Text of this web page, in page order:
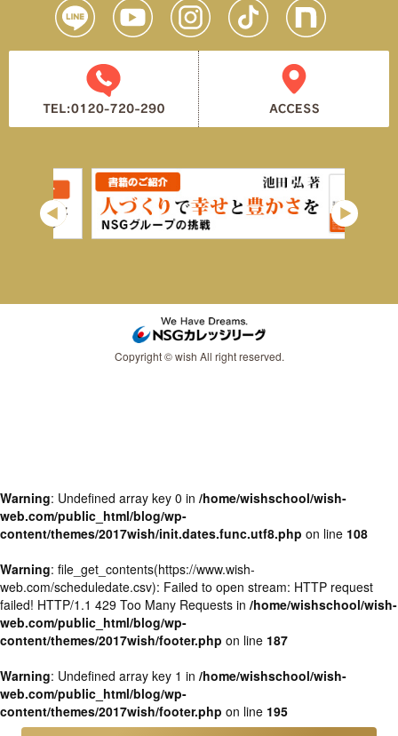
Copyright © wish All right reserved.
Warning: Undefined array key 0 in /home/wishschool/wish-
web.com/public_html/blog/wp-
content/themes/2017wish/init.dates.func.utf8.php on line 108
Warning: file_get_contents(https://www.wish-
web.com/scheduledate.csv): Failed to open stream: HTTP request
failed! HTTP/1.1 429 Too Many Requests in /home/wishschool/wish-
web.com/public_html/blog/wp-
content/themes/2017wish/footer.php on line 187
Warning: Undefined array key 1 in /home/wishschool/wish-
web.com/public_html/blog/wp-
content/themes/2017wish/footer.php on line 195